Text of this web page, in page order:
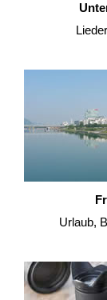
Urlaub,